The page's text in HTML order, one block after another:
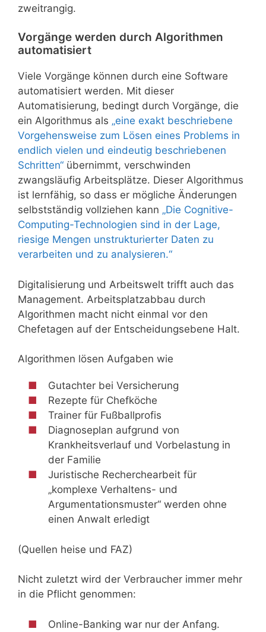
zweitrangig.
Vorgänge werden durch Algorithmen
automatisiert
Viele Vorgänge können durch eine Software
automatisiert werden. Mit dieser
Automatisierung, bedingt durch Vorgänge, die
ein Algorithmus als „eine exakt beschriebene
Vorgehensweise zum Lösen eines Problems in
endlich vielen und eindeutig beschriebenen
Schritten“ übernimmt, verschwinden
zwangsläufig Arbeitsplätze. Dieser Algorithmus
ist lernfähig, so dass er mögliche Änderungen
selbstständig vollziehen kann „Die Cognitive-
Computing-Technologien sind in der Lage,
riesige Mengen unstrukturierter Daten zu
verarbeiten und zu analysieren.“
Digitalisierung und Arbeitswelt trifft auch das
Management. Arbeitsplatzabbau durch
Algorithmen macht nicht einmal vor den
Chefetagen auf der Entscheidungsebene Halt.
Algorithmen lösen Aufgaben wie
Gutachter bei Versicherung
Rezepte für Chefköche
Trainer für Fußballprofis
Diagnoseplan aufgrund von
Krankheitsverlauf und Vorbelastung in
der Familie
Juristische Recherchearbeit für
„komplexe Verhaltens- und
Argumentationsmuster“ werden ohne
einen Anwalt erledigt
(Quellen heise und FAZ)
Nicht zuletzt wird der Verbraucher immer mehr
in die Pflicht genommen:
Online-Banking war nur der Anfang.